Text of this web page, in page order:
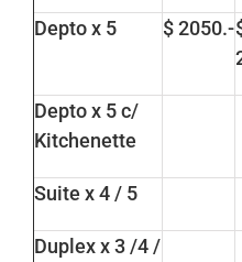
Depto x 5 $ 2050.-
Depto x 5 c/
Kitchenette
Suite x 4 / 5
Duplex x 3 /4 /